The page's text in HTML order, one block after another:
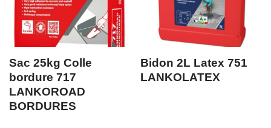
Sac 25kg Colle
bordure 717
LANKOROAD
BORDURES
Bidon 2L Latex 751
LANKOLATEX